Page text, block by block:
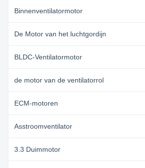
Binnenventilatormotor
De Motor van het luchtgordijn
BLDC-Ventilatormotor
de motor van de ventilatorrol
ECM-motoren
Asstroomventilator
3.3 Duimmotor